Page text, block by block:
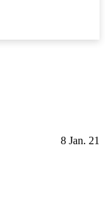
8 Jan. 21